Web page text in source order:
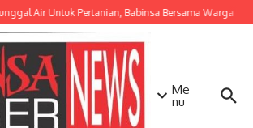
Air Untuk Pertanian, Babinsa Bersama Warga
Me
nu